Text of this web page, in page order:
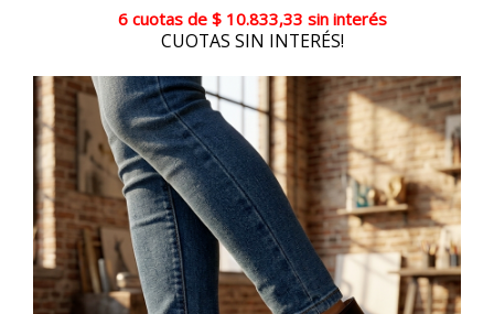
6 cuotas de $ 10.833,33 sin interés
CUOTAS SIN INTERÉS!